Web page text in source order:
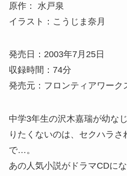
原作： 水戸泉
イラスト：こうじま奈月
発売日：2003年7月25日
収録時間：74分
発売元：フロンティアワーク
中学3年生の沢木嘉瑞が幼な
りたくないのは、セクハラさ
で…。
あの人気小説がドラマCDに